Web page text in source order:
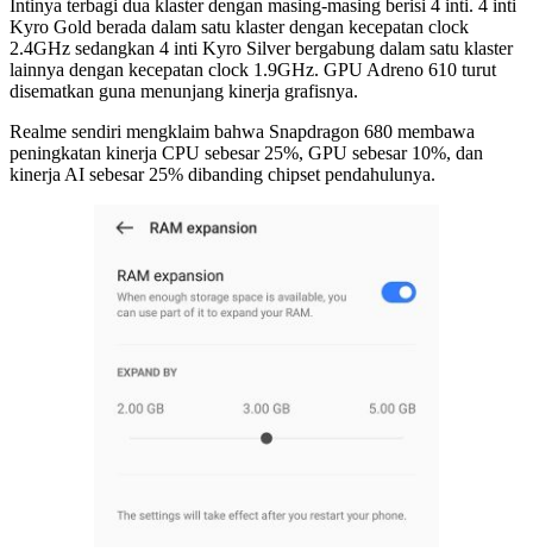
Intinya terbagi dua klaster dengan masing-masing berisi 4 inti. 4 inti
Kyro Gold berada dalam satu klaster dengan kecepatan clock
2.4GHz sedangkan 4 inti Kyro Silver bergabung dalam satu klaster
lainnya dengan kecepatan clock 1.9GHz. GPU Adreno 610 turut
disematkan guna menunjang kinerja grafisnya.
Realme sendiri mengklaim bahwa Snapdragon 680 membawa
peningkatan kinerja CPU sebesar 25%, GPU sebesar 10%, dan
kinerja AI sebesar 25% dibanding chipset pendahulunya.